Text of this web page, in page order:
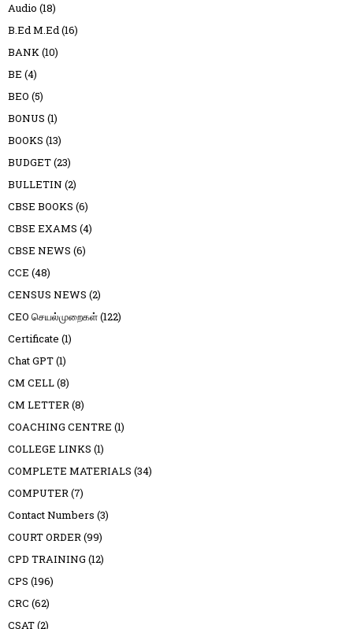
Audio (18)
B.Ed M.Ed(16)
BANK(10)
BE (4)
BEO (5)
BONUS (1)
BOOKS (13)
BUDGET(23)
BULLETIN (2)
CBSE BOOKS (6)
CBSE EXAMS (4)
CBSE NEWS (6)
CCE (48)
CENSUS NEWS (2)
CEO செயல்முறைகள்(122)
Certificate (1)
Chat GPT(1)
CM CELL(8)
CM LETTER(8)
COACHING CENTRE (1)
COLLEGE LINKS (1)
COMPLETE MATERIALS (34)
COMPUTER(7)
Contact Numbers (3)
COURT ORDER(99)
CPD TRAINING (12)
CPS (196)
CRC (62)
CSAT(2)